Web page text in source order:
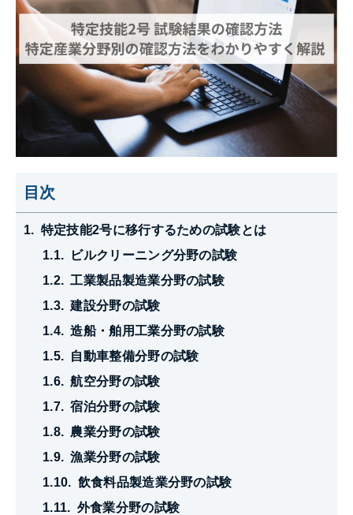
目次
特定技能2号に移行するための試験とは
ビルクリーニング分野の試験
工業製品製造業分野の試験
建設分野の試験
造船・舶用工業分野の試験
自動車整備分野の試験
航空分野の試験
宿泊分野の試験
農業分野の試験
漁業分野の試験
飲食料品製造業分野の試験
外食業分野の試験